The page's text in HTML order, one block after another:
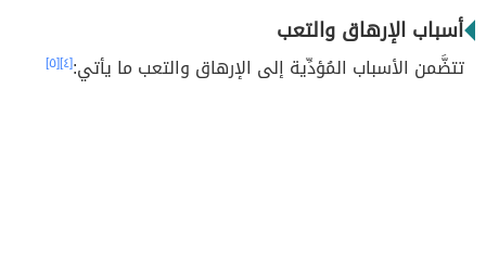
أسباب الإرهاق والتعب
تتضَّمن الأسباب المُؤدِّية إلى الإرهاق والتعب ما يأتي:[٤] [٥]